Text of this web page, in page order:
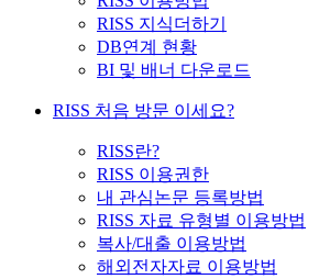
RISS 지식더하기
DB연계 현황
BI 및 배너 다운로드
RISS 처음 방문 이세요?
RISS란?
RISS 이용권한
내 관심논문 등록방법
RISS 자료 유형별 이용방법
복사/대출 이용방법
해외전자자료 이용방법